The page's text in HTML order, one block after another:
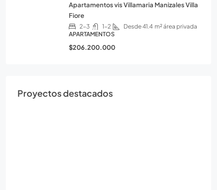
Apartamentos vis Villamaria Manizales Villa
Fiore
2-3 1-2 Desde 41.4 m² área privada
APARTAMENTOS
$206.200.000
Proyectos destacados